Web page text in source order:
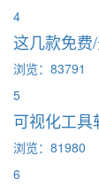
4
这几款免费
浏览：83791
5
可视化工具
浏览：81980
6